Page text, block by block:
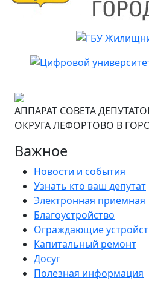
АППАРАТ СОВЕТА
ОКРУГА ЛЕФОРТОВО В
Важное
Новости и события
Узнать кто ваш депутат
Электронная приемная
Благоустройство
Ограждающие
Капитальный ремонт
Досуг
Полезная информация